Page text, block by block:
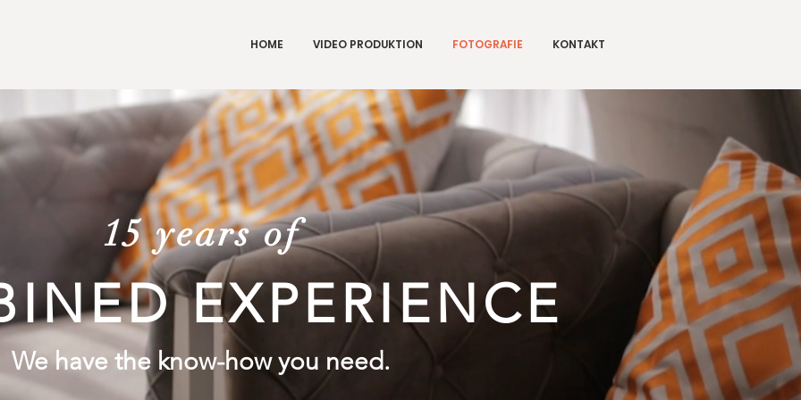
HOME VIDEO PRODUKTION FOTOGRAFIE KONTAKT
15 years of
EXPERIENCE
We have the know-how you need.